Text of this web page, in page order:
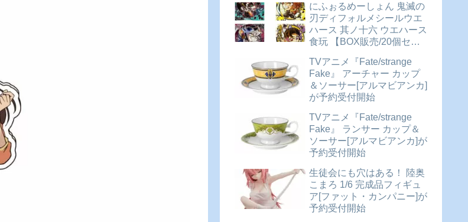
にふぉるめーしょん 鬼滅の
刃ディフォルメシールウエ
ハース 其ノ十六 ウエハース
食玩 【BOX販売/20個セッ
TVアニメ『Fate/strange
Fake』 アーチャー カップ
＆ソーサー[アルマビアンカ]
が予約受付開始
TVアニメ『Fate/strange
Fake』 ランサー カップ＆
ソーサー[アルマビアンカ]が
予約受付開始
生徒会にも穴はある！ 陸奥
こまろ 1/6 完成品フィギュ
ア[ファット・カンパニー]が
予約受付開始